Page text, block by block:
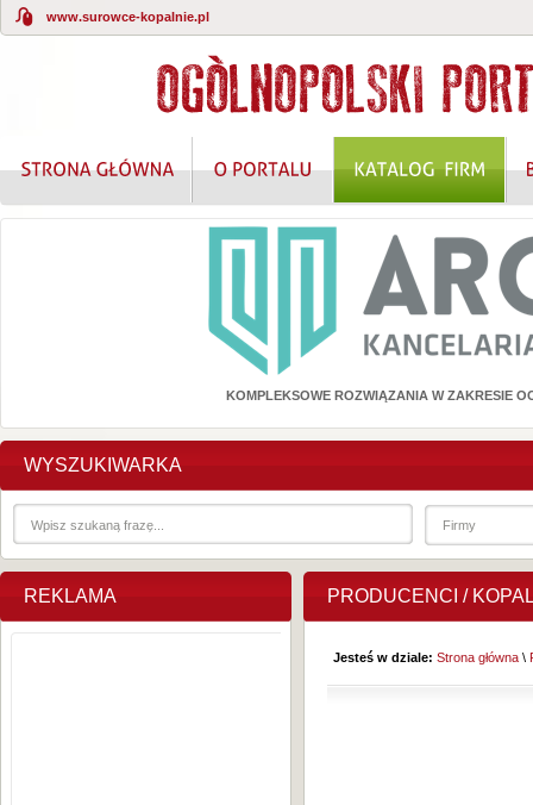
www.surowce-kopalnie.pl
KOMPLEKSOWE ROZWIĄZANIA W ZAKRESIE
WYSZUKIWARKA
REKLAMA PRODUCENCI /
Jesteś w dziale: Strona główna \